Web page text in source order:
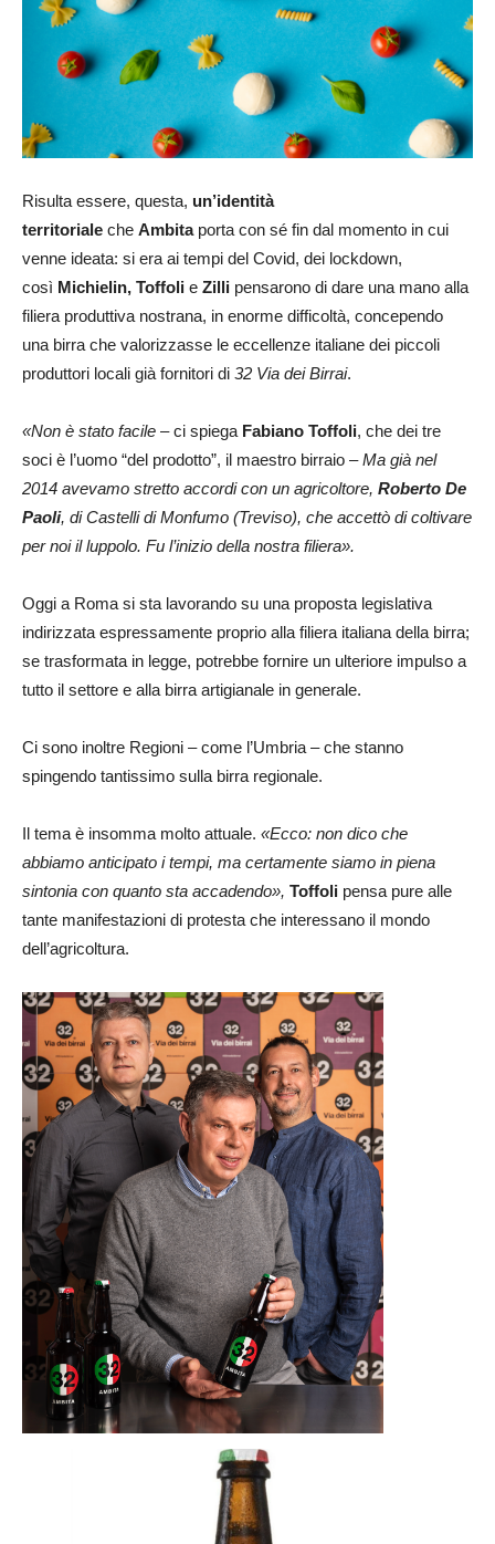
Risulta essere, questa, un’identità
territoriale che Ambitaporta con sé fin dal momento in cui
venne ideata: si era ai tempi del Covid, dei lockdown,
così Michielin, Toffoli e Zilli pensarono di dare una mano alla
filiera produttiva nostrana, in enorme difficoltà, concependo
una birra che valorizzasse le eccellenze italiane dei piccoli
produttori locali già fornitori di 32 Via dei Birrai.
«Non è stato facile – ci spiega Fabiano Toffoli, che dei tre
soci è l’uomo “del prodotto”, il maestro birraio –Ma già nel
2014 avevamo stretto accordi con un agricoltore, Roberto De
Paoli, di Castelli di Monfumo (Treviso), che accettò di coltivare
per noi il luppolo. Fu l’inizio della nostra filiera».
Oggi a Roma si sta lavorando su una proposta legislativa
indirizzata espressamente proprio alla filiera italiana della birra;
se trasformata in legge, potrebbe fornire un ulteriore impulso a
tutto il settore e alla birra artigianale in generale.
Ci sono inoltre Regioni – come l’Umbria – che stanno
spingendo tantissimo sulla birra regionale.
Il tema è insomma molto attuale. «Ecco: non dico che
abbiamo anticipato i tempi, ma certamente siamo in piena
sintonia con quanto sta accadendo», Toffoli pensa pure alle
tante manifestazioni di protesta che interessano il mondo
dell’agricoltura.